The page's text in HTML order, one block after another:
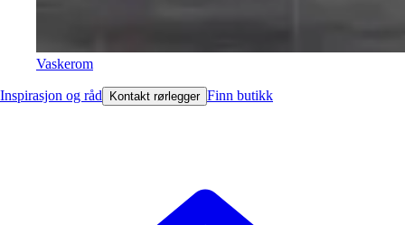
Vaskerom
Inspirasjon og råd Kontakt rørlegger Finn butikk